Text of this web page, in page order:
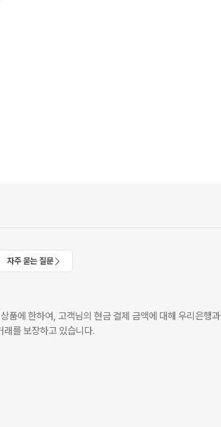
자주 묻는 질문
품에 한하여, 고객님의 현금 결제 금액에 대해 우리은행과
를 보장하고 있습니다.